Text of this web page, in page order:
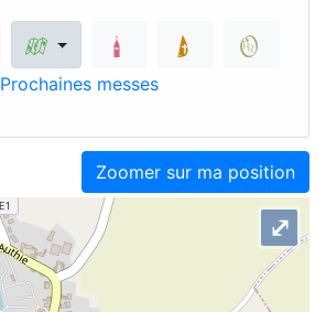
Prochaines messes
Zoomer sur ma position
⤢